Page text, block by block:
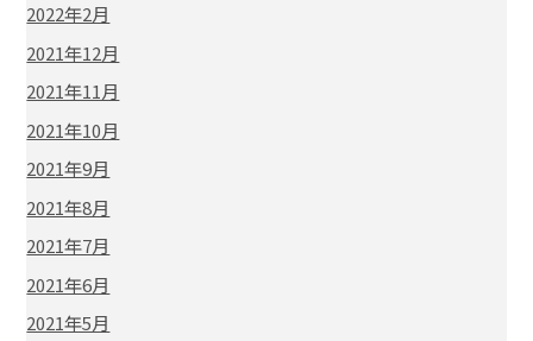
2022年2月
2021年12月
2021年11月
2021年10月
2021年9月
2021年8月
2021年7月
2021年6月
2021年5月